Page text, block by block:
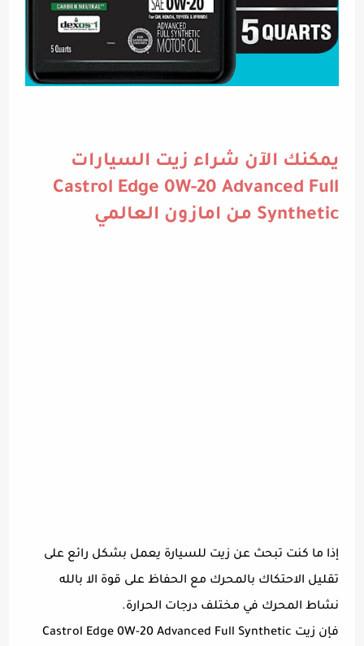
يمكنك الآن شراء زيت السيارات
Castrol Edge 0W-20 Advanced Full
Synthetic من امازون العالمي
إذا ما كنت تبحث عن زيت للسيارة يعمل بشكل رائع على
تقليل الاحتكاك بالمحرك مع الحفاظ على قوة الا بالله
نشاط المحرك في مختلف درجات الحرارة.
فإن زيت Castrol Edge 0W-20 Advanced Full Synthetic